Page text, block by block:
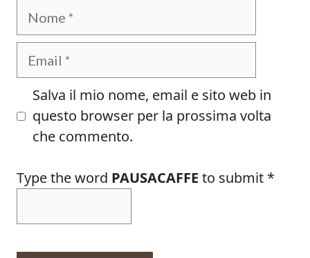
Nome
Email
Salva il mio nome, email e sito web in
questo browser per la prossima volta
che commento.
Type the word PAUSACAFFE to submit *